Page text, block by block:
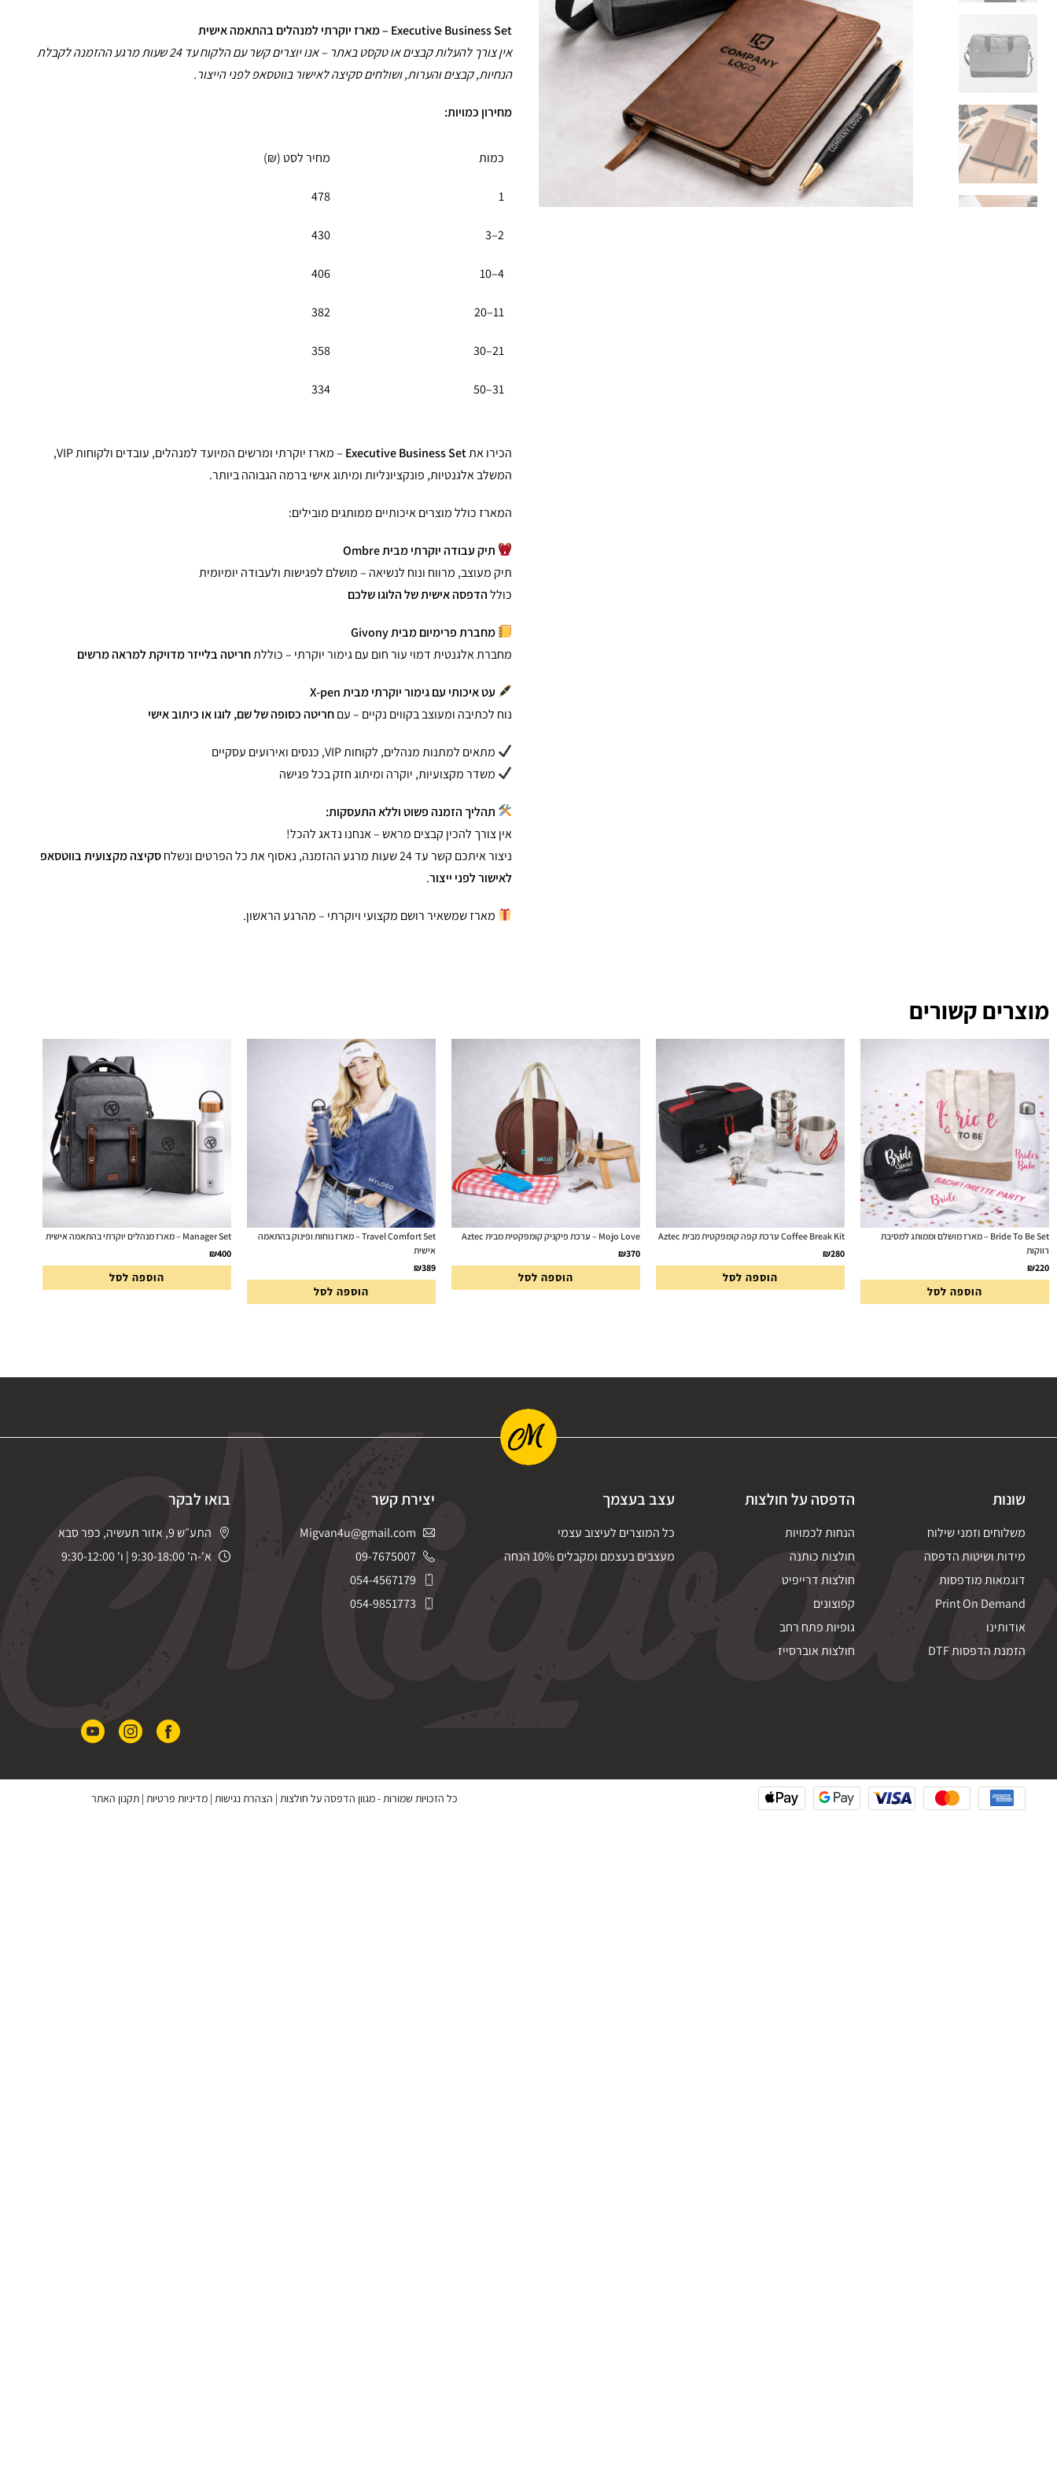
Executive Business Set – מארז יוקרתי למנהלים בהתאמה אישית
אין צורך להעלות קבצים או טקסט באתר – אנו יוצרים קשר עם הלקוח עד 24 שעות מרגע ההזמנה לקבלת
הנחיות, קבצים והערות, ושולחים סקיצה לאישור בווטסאפ לפני הייצור.
מחירון כמויות:
כמות מחיר לסט (₪)
1
478
2–3
430
4–10
406
11–20
382
21–30
358
31–50
334
הכירו אתExecutive Business Set
– מארז יוקרתי ומרשים המיועד למנהלים, עובדים ולקוחות VIP,
המשלב אלגנטיות, פונקציונליות ומיתוג אישי ברמה הגבוהה ביותר.
המארז כולל מוצרים איכותיים ממותגים מובילים:
תיק עבודה יוקרתי מבית Ombre
תיק מעוצב, מרווח ונוח לנשיאה – מושלם לפגישות ולעבודה יומיומית
כוללהדפסה אישית של הלוגו שלכם
מחברת פרימיום מבית Givony
מחברת אלגנטית דמוי עור חום עם גימור יוקרתי – כוללתחריטה בלייזר מדויקת למראה מרשים
עט איכותי עם גימור יוקרתי מבית X-pen
נוח לכתיבה ומעוצב בקווים נקיים – עםחריטה כסופה של שם, לוגו או כיתוב אישי
מתאים למתנות מנהלים, לקוחות VIP, כנסים ואירועים עסקיים
משדר מקצועיות, יוקרה ומיתוג חזק בכל פגישה
תהליך הזמנה פשוט וללא התעסקות:
אין צורך להכין קבצים מראש – אנחנו נדאג להכל!
ניצור איתכם קשר עד 24 שעות מרגע ההזמנה, נאסוף את כל הפרטים ונשלח
סקיצה מקצועית בווטסאפ
לאישור לפני ייצור.
מארז שמשאיר רושם מקצועי ויוקרתי – מהרגע הראשון.
מוצרים קשורים
Bride To Be Set – מארז מושלם וממותג למסיבת
רווקות
₪220
הוספה לסל
Coffee Break Kit ערכת קפה קומפקטית מבית Aztec
₪280
הוספה לסל
Mojo Love – ערכת פיקניק קומפקטית מבית Aztec
₪370
הוספה לסל
Travel Comfort Set – מארז נוחות ופינוק בהתאמה
אישית
₪389
הוספה לסל
Manager Set – מארז מנהלים יוקרתי בהתאמה אישית
₪400
הוספה לסל
שונות
משלוחים וזמני שילוח
מידות ושיטות הדפסה
דוגמאות מודפסות
Print On Demand
אודותינו
הזמנת הדפסות DTF
הדפסה על חולצות
הנחות לכמויות
חולצות כותנה
חולצות דרייפיט
קפוצונים
גופיות פתח רחב
חולצות אוברסייז
עצב בעצמך
כל המוצרים לעיצוב עצמי
מעצבים בעצמם ומקבלים 10% הנחה
יצירת קשר
Migvan4u@gmail.com
09-7675007
054-4567179
054-9851773
בואו לבקר
התע״ש 9, אזור תעשיה, כפר סבא
א'-ה' 9:30-18:00 | ו' 9:30-12:00
כל הזכויות שמורות -מגוון הדפסה על חולצות | הצהרת נגישות |מדיניות פרטיות |תקנון האתר